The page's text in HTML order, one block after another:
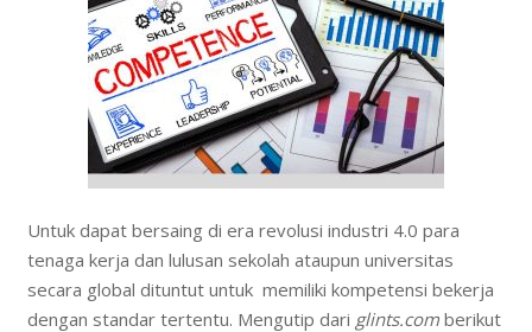
Untuk dapat bersaing di era revolusi industri 4.0 para
tenaga kerja dan lulusan sekolah ataupun universitas
secara global dituntut untuk memiliki kompetensi bekerja
dengan standar tertentu. Mengutip dari glints.comberikut